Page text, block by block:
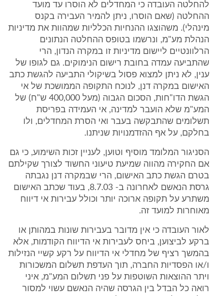
להחלטה העובדה כי המחדלים לא הוסרו עד מועד
ההחלטה (שאם הוסרו, ניתן להמיר העבירה בקנס
מינהלי). משהוצגו ההנחיות הכלליות שמהוות את מדיניות
הנהלת מע"מ, ונרשמו בטופס ההחלטה הנתונים
הרלוונטיים ליישום מדיניות זו במקרה הנדון, הרי
שהתביעה עמדה בחובת רישום הנימוקים. גם לגופו של
ענין, לא ניתן למצוא פסול בשיקולי התביעה להגשת כתב
האישום במקרה דנן, לנוכח התקופה הממושכת של אי
הגשת הדו"חות, הסכום הגבוה (מעל 400,000 ש"ח) של
המע"מ שלא הועבר למדינה, אי העמידה בפריסת
תשלומים שהתבקשה בעבר ואי הסרת המחדלים, ולו
בחלקם, על אף ההזדמנויות שניתנו.
הסניגור המלומד מוסיף וטוען, לעניין זכות השימוע, כי גם
אם החקירה מהווה שמיעת טיעוני החשוד לצורך שקילתם
בטרם הגשת כתב האישום, הרי שבמקרה דנן נגבתה
גרסת הנאשם לאחרונה ב- 8.7.03, בעוד שכתב האישום
משתרע על תקופה ארוכה יותר וכולל עבירות אי דיווח
מאוחרות למועד זה.
לאור העובדה כי אין מדובר בעבירות שונות במהותן או
ברקע לביצוען, ביחס לעבירות אי הדיווח הקודמות, אלא
בהמשך רציף של מחדלי אי הדיווח על רקע קשיי הנזילות
ו/או הפסדיות החברה, תוך העדפת תשלום המשכורות
ויתר ההוצאות השוטפות על פני תשלום המע"מ, איני
רואה כל הבדל בין הגרסה שהיה הנאשם עשוי למסור